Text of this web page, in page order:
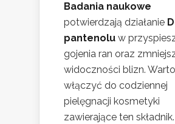
Badania naukowe
potwierdzają działanie
pantenolu w
gojenia ran oraz
widoczności blizn.
włączyć do codziennej
pielęgnacji kosmetyki
zawierające ten